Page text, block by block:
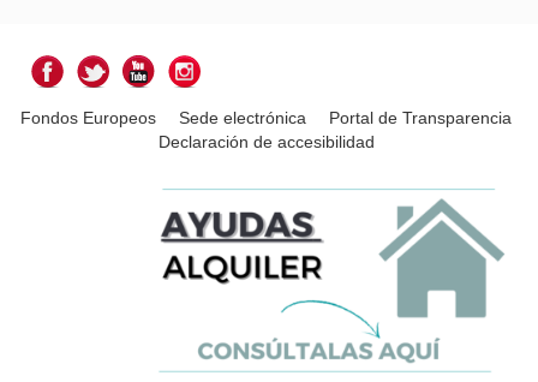
Fondos Europeos Sede electrónica
Portal de Transparencia
Declaración de accesibilidad